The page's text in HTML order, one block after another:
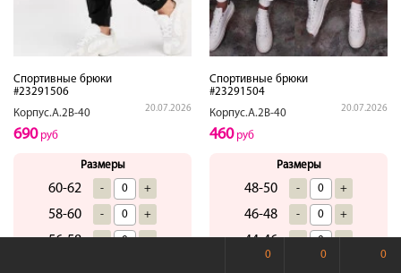
Спортивные брюки
#23291506
Корпус.А.2В-40
20.07.2026
690руб
Размеры
60-62 - +
58-60 - +
56-58 - +
Спортивные брюки
#23291504
Корпус.А.2В-40
20.07.2026
460руб
Размеры
48-50 - +
46-48 - +
44-46 - +
0 0 0